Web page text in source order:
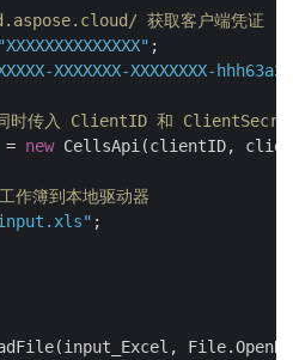
获取客户端凭证
"XXXXXXXXXXXXXX"
XXXXXXX-XXXXXXXX-
时传入 ClientID 和
= new CellsApi(clientID,
簿到本地驱动器
;